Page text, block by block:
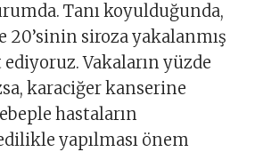
Tanı koyulduğunda,
20’sinin siroza yakalanmış
Vakaların yüzde
karaciğer kanserine
hastaların
yapılması önem